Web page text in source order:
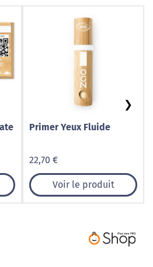
Primer Yeux Fluide
22,70 €
Voir le produit
❯